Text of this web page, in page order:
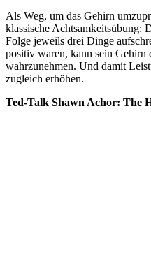
Als Weg, um das Gehirn
klassische Achtsamkeitsübung:
Folge jeweils drei Dinge
positiv waren, kann sein Gehirn
wahrzunehmen. Und damit
zugleich erhöhen.
Ted-Talk Shawn Achor: The